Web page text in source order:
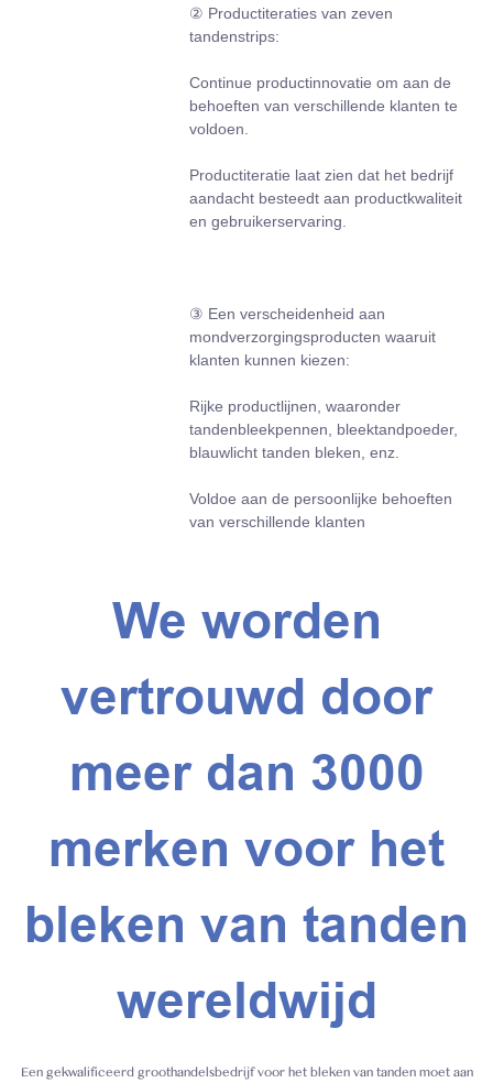
② Productiteraties van zeven
tandenstrips:
Continue productinnovatie om aan de
behoeften van verschillende klanten te
voldoen.
Productiteratie laat zien dat het bedrijf
aandacht besteedt aan productkwaliteit
en gebruikerservaring.
③ Een verscheidenheid aan
mondverzorgingsproducten waaruit
klanten kunnen kiezen:
Rijke productlijnen, waaronder
tandenbleekpennen, bleektandpoeder,
blauwlicht tanden bleken, enz.
Voldoe aan de persoonlijke behoeften
van verschillende klanten
We worden
vertrouwd door
meer dan 3000
merken voor het
bleken van tanden
wereldwijd
Een gekwalificeerd groothandelsbedrijf voor het bleken van tanden moet aan